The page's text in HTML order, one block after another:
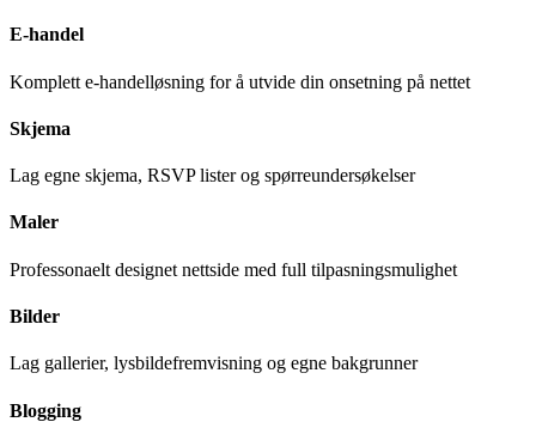
E-handel
Komplett e-handelløsning for å utvide din onsetning på nettet
Skjema
Lag egne skjema, RSVP lister og spørreundersøkelser
Maler
Professonaelt designet nettside med full tilpasningsmulighet
Bilder
Lag gallerier, lysbildefremvisning og egne bakgrunner
Blogging